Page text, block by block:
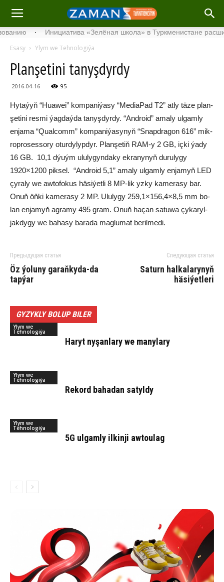
· Инициатива «Зелёная школа» в Туркменистане расширяет
Esasy Ylym we Tehnologiýa
Plan­şe­ti­ni ta­nyş­dyr­dy
2016-04-16 95
Hy­ta­ýyň “Hua­wei” kom­pa­ni­ýa­sy “Me­dia­Pad T2” at­ly tä­ze plan­
şe­ti­ni res­mi ýag­daý­da ta­nyş­dyr­dy. “And­ro­id” ama­ly ul­gam­ly
en­ja­ma “Qualcomm” kom­pa­ni­ýa­sy­nyň “Snapd­ra­gon 616” mik­
rop­ro­ses­so­ry otur­dy­lyp­dyr. Plan­şe­tiň RAM-y 2 GB, iç­ki ýa­dy
16 GB. 10,1 dýuým ulu­ly­gyn­da­ky ek­ra­ny­nyň du­ru­ly­gy
1920×1200 pik­sel. “And­ro­id 5,1” ama­ly ul­gam­ly en­ja­myň LED
çy­ra­ly we aw­to­fo­kus hä­si­ýet­li 8 MP-lik yz­ky ka­me­ra­sy bar.
Onuň öň­ki ka­me­ra­sy 2 MP. Ulu­ly­gy 259,1×156,4×8,5 mm bo­
lan en­ja­myň ag­ra­my 495 gram. Onuň ha­çan sa­tu­wa çykaryl­
jak­dy­gy we ba­ha­sy ba­ra­da mag­lu­mat be­ril­me­di.
Предыдущая статья
Öz ýo­lu­ny ga­raň­ky­da-da
tap­ýar
Следующая статья
Saturn halkalarynyň
häsiýetleri
GYZYKLY BOLUP BILER
Ylym we
Tehnologiýa
Ha­ryt ny­şan­la­ry we ma­ny­la­ry
Ylym we
Tehnologiýa
Rekord bahadan satyldy
Ylym we
Tehnologiýa
5G ulgamly ilkinji awtoulag